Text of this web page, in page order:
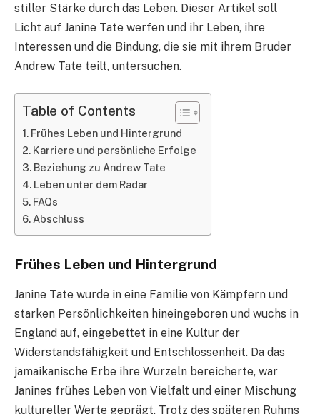
stiller Stärke durch das Leben. Dieser Artikel soll
Licht auf Janine Tate werfen und ihr Leben, ihre
Interessen und die Bindung, die sie mit ihrem Bruder
Andrew Tate teilt, untersuchen.
Table of Contents
Frühes Leben und Hintergrund
Karriere und persönliche Erfolge
Beziehung zu Andrew Tate
Leben unter dem Radar
FAQs
Abschluss
Frühes Leben und Hintergrund
Janine Tate wurde in eine Familie von Kämpfern und
starken Persönlichkeiten hineingeboren und wuchs in
England auf, eingebettet in eine Kultur der
Widerstandsfähigkeit und Entschlossenheit. Da das
jamaikanische Erbe ihre Wurzeln bereicherte, war
Janines frühes Leben von Vielfalt und einer Mischung
kultureller Werte geprägt. Trotz des späteren Ruhms